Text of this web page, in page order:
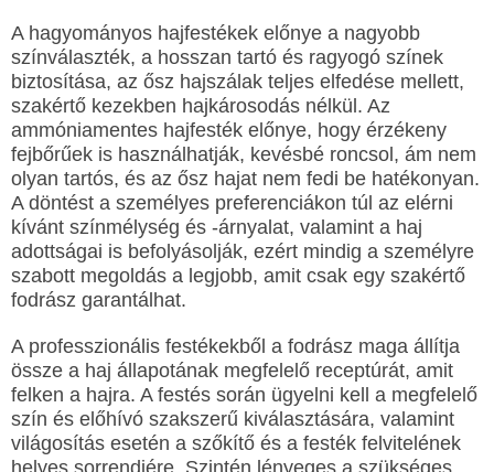
A hagyományos hajfestékek előnye a nagyobb
színválaszték, a hosszan tartó és ragyogó színek
biztosítása, az ősz hajszálak teljes elfedése mellett,
szakértő kezekben hajkárosodás nélkül. Az
ammóniamentes hajfesték előnye, hogy érzékeny
fejbőrűek is használhatják, kevésbé roncsol, ám nem
olyan tartós, és az ősz hajat nem fedi be hatékonyan.
A döntést a személyes preferenciákon túl az elérni
kívánt színmélység és -árnyalat, valamint a haj
adottságai is befolyásolják, ezért mindig a személyre
szabott megoldás a legjobb, amit csak egy szakértő
fodrász garantálhat.
A professzionális festékekből a fodrász maga állítja
össze a haj állapotának megfelelő receptúrát, amit
felken a hajra. A festés során ügyelni kell a megfelelő
szín és előhívó szakszerű kiválasztására, valamint
világosítás esetén a szőkítő és a festék felvitelének
helyes sorrendjére. Szintén lényeges a szükséges